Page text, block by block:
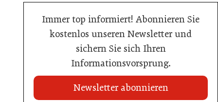
Immer top informiert! Abonnieren Sie
kostenlos unseren Newsletter und
sichern Sie sich Ihren
Informationsvorsprung.
Newsletter abonnieren